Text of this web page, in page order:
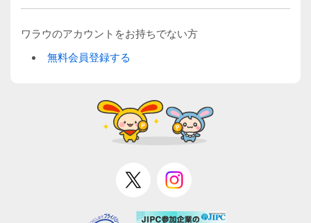
ワラウのアカウントをお持ちでない方
無料会員登録する